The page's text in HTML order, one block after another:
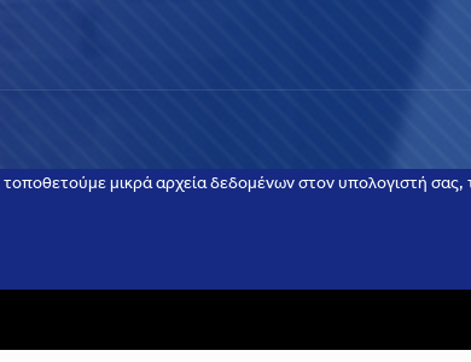
μικρά αρχεία δεδομένων στον υπολογιστή